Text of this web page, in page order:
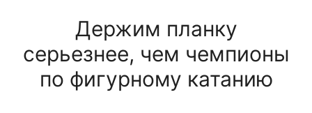
Держим планку
серьезнее, чем чемпионы
по фигурному катанию